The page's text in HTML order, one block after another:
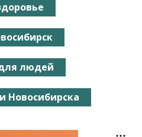
людей
Новосибирска